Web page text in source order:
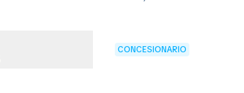
CONCESIONARIO